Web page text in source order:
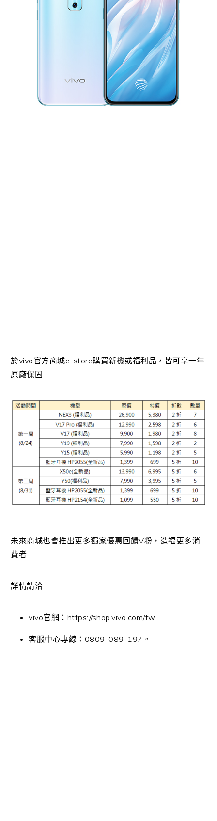
於vivo官方商城e-store購買新機或福利品，皆可享一年
原廠保固
未來商城也會推出更多獨家優惠回饋V粉，造福更多消
費者
詳情請洽
vivo官網：https://shop.vivo.com/tw
客服中心專線：0809-089-197。